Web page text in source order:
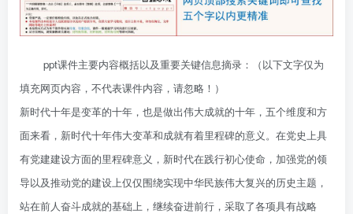
ppt课件主要内容概括以及重要关键信息摘录：（以下文字仅为
填充网页内容，不代表课件内容，请忽略！）
新时代十年是变革的十年，也是做出伟大成就的十年，五个维度和方
面来看，新时代十年伟大变革和成就有着里程碑的意义。在党史上具
有党建建设方面的里程碑意义，新时代在践行初心使命，加强党的领
导以及推动党的建设上仅仅围绕实现中华民族伟大复兴的历史主题，
站在前人奋斗成就的基础上，继续奋进前行，采取了各项具有战略